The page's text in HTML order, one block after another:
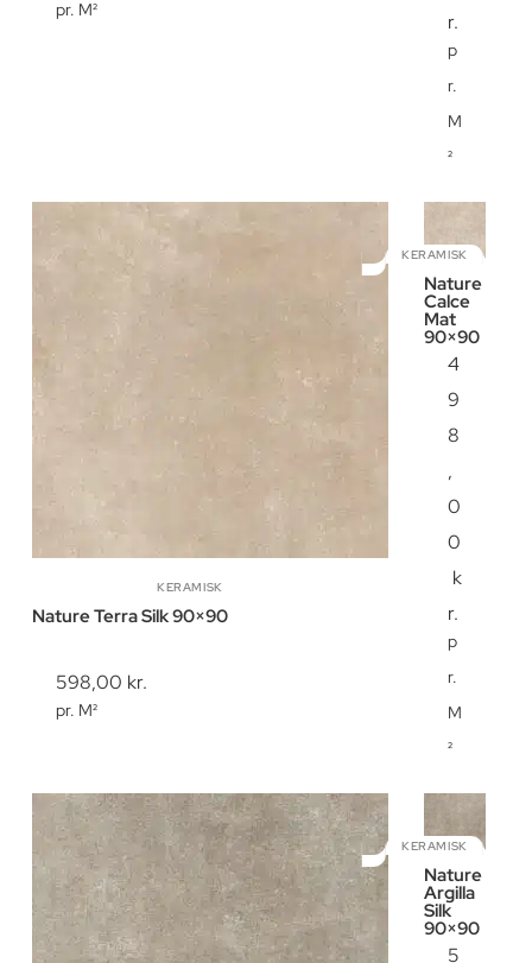
pr. M²
r.
p
r.
M
²
KERAMISK
Nature Terra Silk 90×90
598,00 kr.
pr. M²
KERAMISK
Nature
Calce
Mat
90×90
4
9
8
,
0
0
k
r.
p
r.
M
²
KERAMISK
Nature
Argilla
Silk
90×90
5